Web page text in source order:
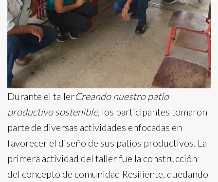
Durante el tallerCreando nuestro patio
productivo sostenible, los participantes tomaron
parte de diversas actividades enfocadas en
favorecer el diseño de sus patios productivos. La
primera actividad del taller fue la construcción
del concepto de comunidad Resiliente, quedando